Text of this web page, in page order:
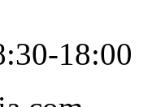
18:00